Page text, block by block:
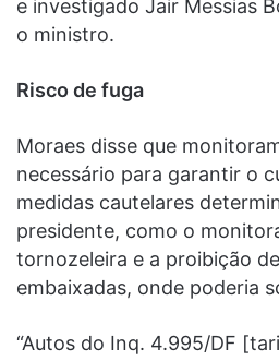
e investigado Jair Messias
o ministro.
Risco de fuga
Moraes disse que
necessário para garantir o
medidas cautelares
presidente, como o
tornozeleira e a proibição
embaixadas, onde poderia
“Autos do Inq. 4.995/DF